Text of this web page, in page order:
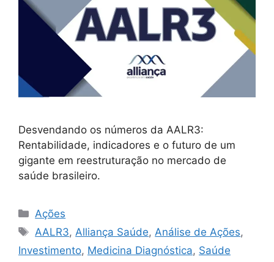
Desvendando os números da AALR3:
Rentabilidade, indicadores e o futuro de um
gigante em reestruturação no mercado de
saúde brasileiro.
Categorias
Ações
Tags
AALR3,Alliança Saúde,Análise de Ações,
Investimento, Medicina Diagnóstica, Saúde